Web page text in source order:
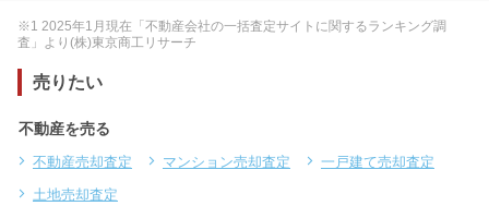
※1 2025年1月現在「不動産会社の一括査定サイトに関するランキング調
査」より(株)東京商工リサーチ
売りたい
不動産を売る
不動産売却査定 マンション売却査定
一戸建て売却査定
土地売却査定